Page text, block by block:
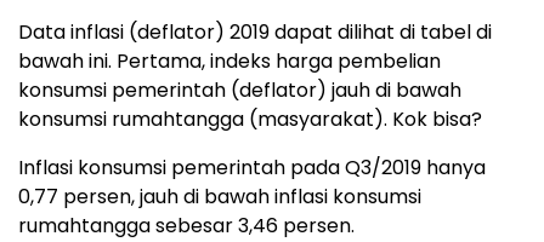
Data inflasi (deflator) 2019 dapat dilihat di tabel di
bawah ini. Pertama, indeks harga pembelian
konsumsi pemerintah (deflator) jauh di bawah
konsumsi rumahtangga (masyarakat). Kok bisa?
Inflasi konsumsi pemerintah pada Q3/2019 hanya
0,77 persen, jauh di bawah inflasi konsumsi
rumahtangga sebesar 3,46 persen.